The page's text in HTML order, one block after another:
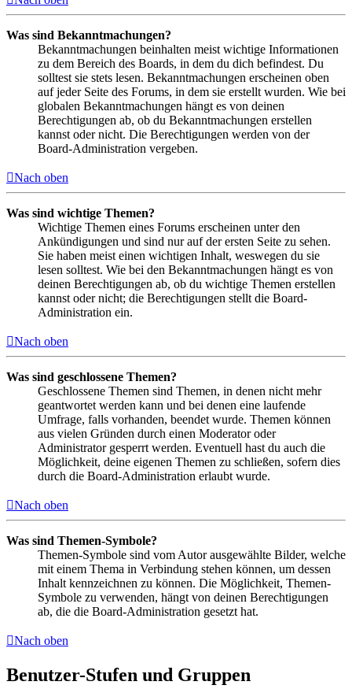
Was sind Bekanntmachungen?
Bekanntmachungen beinhalten meist wichtige Informationen
zu dem Bereich des Boards, in dem du dich befindest. Du
solltest sie stets lesen. Bekanntmachungen erscheinen oben
auf jeder Seite des Forums, in dem sie erstellt wurden. Wie bei
globalen Bekanntmachungen hängt es von deinen
Berechtigungen ab, ob du Bekanntmachungen erstellen
kannst oder nicht. Die Berechtigungen werden von der
Board-Administration vergeben.
Nach oben
Was sind wichtige Themen?
Wichtige Themen eines Forums erscheinen unter den
Ankündigungen und sind nur auf der ersten Seite zu sehen.
Sie haben meist einen wichtigen Inhalt, weswegen du sie
lesen solltest. Wie bei den Bekanntmachungen hängt es von
deinen Berechtigungen ab, ob du wichtige Themen erstellen
kannst oder nicht; die Berechtigungen stellt die Board-
Administration ein.
Nach oben
Was sind geschlossene Themen?
Geschlossene Themen sind Themen, in denen nicht mehr
geantwortet werden kann und bei denen eine laufende
Umfrage, falls vorhanden, beendet wurde. Themen können
aus vielen Gründen durch einen Moderator oder
Administrator gesperrt werden. Eventuell hast du auch die
Möglichkeit, deine eigenen Themen zu schließen, sofern dies
durch die Board-Administration erlaubt wurde.
Nach oben
Was sind Themen-Symbole?
Themen-Symbole sind vom Autor ausgewählte Bilder, welche
mit einem Thema in Verbindung stehen können, um dessen
Inhalt kennzeichnen zu können. Die Möglichkeit, Themen-
Symbole zu verwenden, hängt von deinen Berechtigungen
ab, die die Board-Administration gesetzt hat.
Nach oben
Benutzer-Stufen und Gruppen